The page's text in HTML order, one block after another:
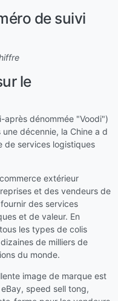
de suivi
le
après dénommée "Voodi")
décennie, la Chine a d
de services logistiques
extérieur
et des vendeurs de
des services
et de valeur. En
les types de colis
de milliers de
du monde.
image de marque est
speed sell tong,